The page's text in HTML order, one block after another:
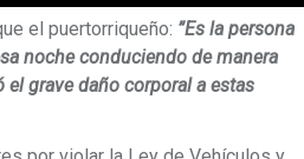
el puertorriqueño: ”Es la persona
noche conduciendo de manera
grave daño corporal a estas